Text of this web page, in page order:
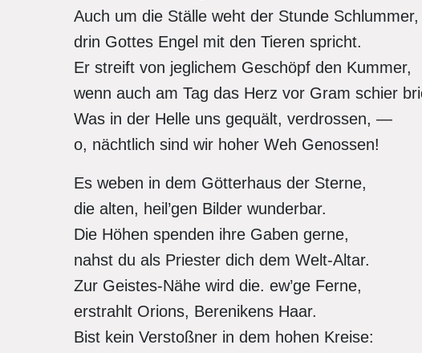
Auch um die Ställe weht der Stunde Schlummer,
drin Gottes Engel mit den Tieren spricht.
Er streift von jeglichem Geschöpf den Kummer,
wenn auch am Tag das Herz vor Gram schier
Was in der Helle uns gequält, verdrossen, —
o, nächtlich sind wir hoher Weh Genossen!
Es weben in dem Götterhaus der Sterne,
die alten, heil’gen Bilder wunderbar.
Die Höhen spenden ihre Gaben gerne,
nahst du als Priester dich dem Welt-Altar.
Zur Geistes-Nähe wird die. ew’ge Ferne,
erstrahlt Orions, Berenikens Haar.
Bist kein Verstoßner in dem hohen Kreise: